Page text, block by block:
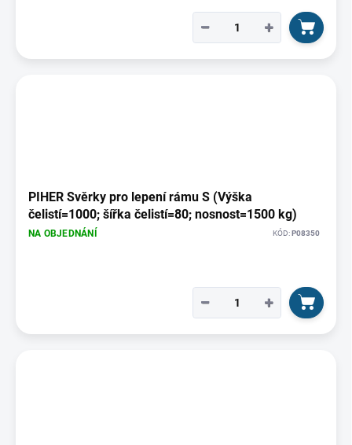
+
−
PIHER Svěrky pro lepení rámu S (Výška
čelistí=1000; šířka čelistí=80; nosnost=1500 kg)
NA OBJEDNÁNÍ KÓD:P08350
+
−